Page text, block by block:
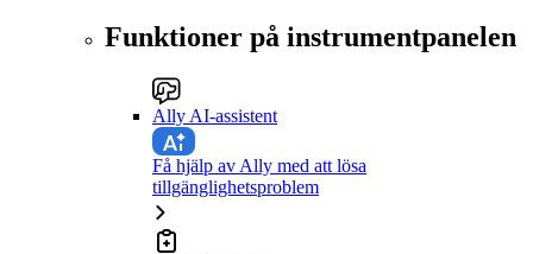
Funktioner på instrumentpanelen
Ally AI-assistent
Få hjälp av Ally med att lösa
tillgänglighetsproblem